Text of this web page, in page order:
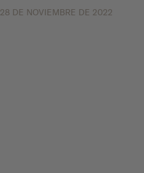
28 DE NOVIEMBRE DE 2022